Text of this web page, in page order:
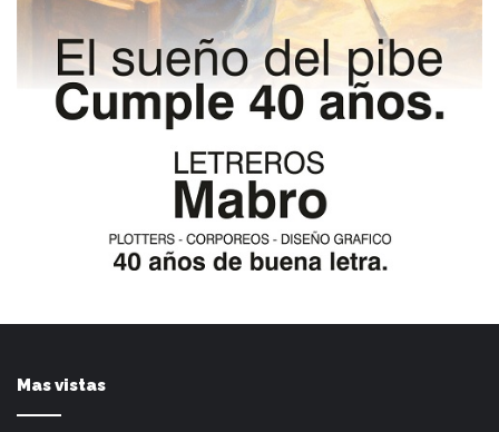
Mas vistas